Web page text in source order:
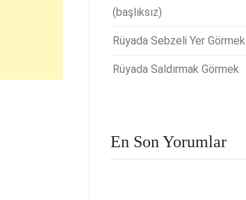
(başlıksız)
Rüyada Sebzeli Yer Görmek
Rüyada Saldırmak Görmek
En Son Yorumlar